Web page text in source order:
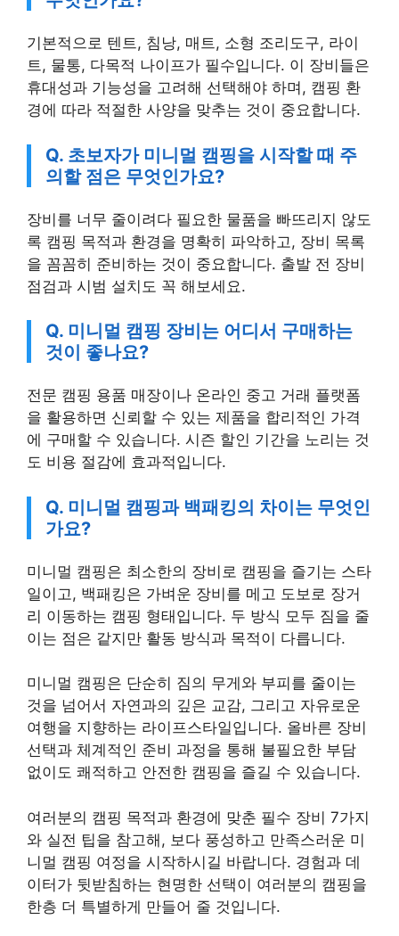
트, 물통, 다목적 나이프가 필수입니다. 이 장비들은
휴대성과 기능성을 고려해 선택해야 하며, 캠핑 환
경에 따라 적절한 사양을 맞추는 것이 중요합니다.
Q. 초보자가 미니멀 캠핑을 시작할 때 주
의할 점은 무엇인가요?
록 캠핑 목적과 환경을 명확히 파악하고, 장비 목록
을 꼼꼼히 준비하는 것이 중요합니다. 출발 전 장비
점검과 시범 설치도 꼭 해보세요.
Q. 미니멀 캠핑 장비는 어디서 구매하는
것이 좋나요?
을 활용하면 신뢰할 수 있는 제품을 합리적인 가격
에 구매할 수 있습니다. 시즌 할인 기간을 노리는 것
도 비용 절감에 효과적입니다.
Q. 미니멀 캠핑과 백패킹의 차이는 무엇인
가요?
일이고, 백패킹은 가벼운 장비를 메고 도보로 장거
리 이동하는 캠핑 형태입니다. 두 방식 모두 짐을 줄
이는 점은 같지만 활동 방식과 목적이 다릅니다.
것을 넘어서 자연과의 깊은 교감, 그리고 자유로운
여행을 지향하는 라이프스타일입니다. 올바른 장비
선택과 체계적인 준비 과정을 통해 불필요한 부담
없이도 쾌적하고 안전한 캠핑을 즐길 수 있습니다.
와 실전 팁을 참고해, 보다 풍성하고 만족스러운 미
니멀 캠핑 여정을 시작하시길 바랍니다. 경험과 데
이터가 뒷받침하는 현명한 선택이 여러분의 캠핑을
한층 더 특별하게 만들어 줄 것입니다.